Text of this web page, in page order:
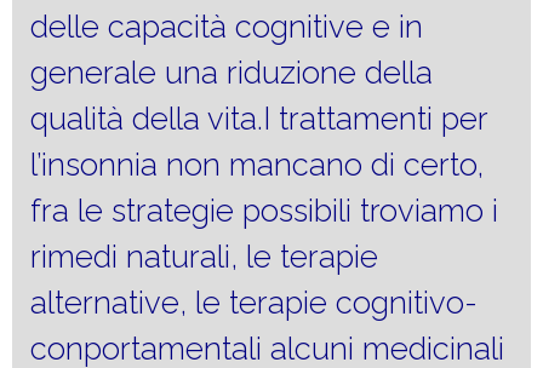
delle capacità cognitive e in
generale una riduzione della
qualità della vita.I trattamenti per
l’insonnia non mancano di certo,
fra le strategie possibili troviamo i
rimedi naturali, le terapie
alternative, le terapie cognitivo-
conportamentali alcuni medicinali